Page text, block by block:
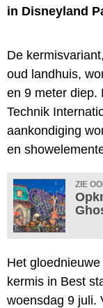
in Disneyland
De
oud landhuis,
en 9 meter diep.
Technik
aankondiging
en
ZIE
Het
kermis in Best
woensdag 9 juli.